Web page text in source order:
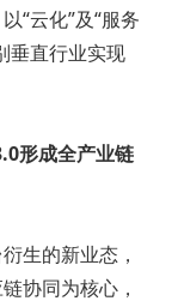
“云化”及“服务
垂直行业实现
形成全产业链
生的新业态，
协同为核心，